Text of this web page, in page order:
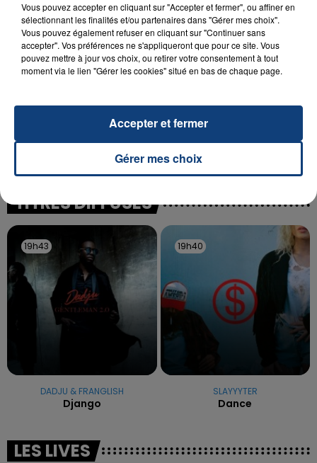
d'un liquide inflammable.
20 juillet 2026
UNE ADOLESCENTE DEVANT SE FAIRE
OPÉRER DE LA CHEVILLE RESSORT DE LA...
La famille a porté plainte contre la clinique qui a
reconnu sa responsabilité et présenté ses
TITRES DIFFUSÉS
19h43
19h43
DADJU & FRANGLISH
Django
19h40
19h40
SLAYYYTER
Dance
LES LIVES
Vous pouvez accepter en cliquant sur "Accepter et fermer", ou affiner en
sélectionnant les finalités et/ou partenaires dans "Gérer mes choix".
Vous pouvez également refuser en cliquant sur "Continuer sans
accepter". Vos préférences ne s'appliqueront que pour ce site. Vous
pouvez mettre à jour vos choix, ou retirer votre consentement à tout
moment via le lien "Gérer les cookies" situé en bas de chaque page.
Gérer mes choix
Accepter et fermer